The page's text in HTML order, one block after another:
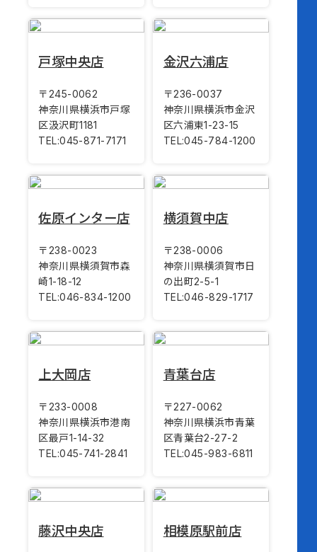
戸塚中央店
〒245-0062
神奈川県横浜市戸塚
区汲沢町1181
TEL:045-871-7171
金沢六浦店
〒236-0037
神奈川県横浜市金沢
区六浦東1-23-15
TEL:045-784-1200
佐原インター店
〒238-0023
神奈川県横須賀市森
崎1-18-12
TEL:046-834-1200
横須賀中店
〒238-0006
神奈川県横須賀市日
の出町2-5-1
TEL:046-829-1717
上大岡店
〒233-0008
神奈川県横浜市港南
区最戸1-14-32
TEL:045-741-2841
青葉台店
〒227-0062
神奈川県横浜市青葉
区青葉台2-27-2
TEL:045-983-6811
藤沢中央店 相模原駅前店